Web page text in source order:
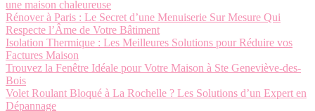
une maison chaleureuse
Rénover à Paris : Le Secret d’une Menuiserie Sur Mesure Qui
Respecte l’Âme de Votre Bâtiment
Isolation Thermique : Les Meilleures Solutions pour Réduire vos
Factures Maison
Trouvez la Fenêtre Idéale pour Votre Maison à Ste Geneviève-des-
Bois
Volet Roulant Bloqué à La Rochelle ? Les Solutions d’un Expert en
Dépannage